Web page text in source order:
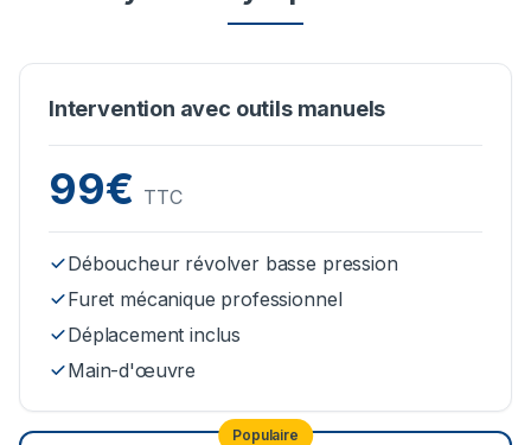
Intervention avec outils manuels
99€ TTC
Déboucheur révolver basse pression
Furet mécanique professionnel
Déplacement inclus
Main-d'œuvre
Populaire